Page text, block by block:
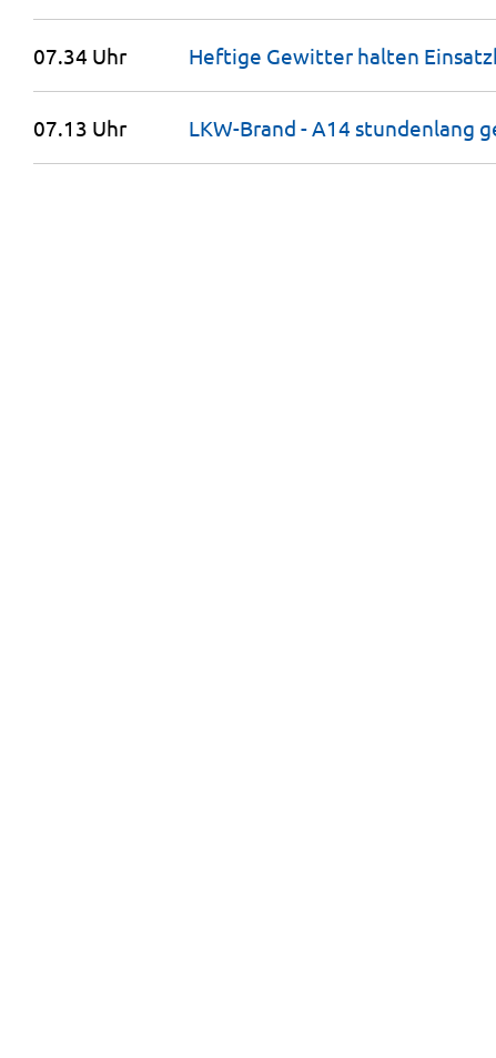
07.34 Uhr Heftige Gewitter halten
07.13 Uhr LKW-Brand - A14 stundenlang